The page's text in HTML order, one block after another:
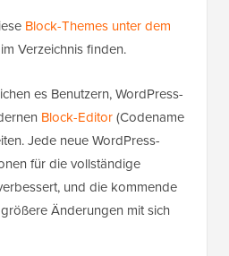
Block-Themes unter dem
im Verzeichnis finden.
es Benutzern, WordPress-
Block-Editor(Codename
Jede neue WordPress-
für die vollständige
und die kommende
Änderungen mit sich